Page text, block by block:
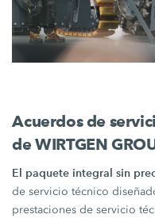
Acuerdos de
de WIRTGEN
El paquete integral sin
de servicio técnico
prestaciones de servicio